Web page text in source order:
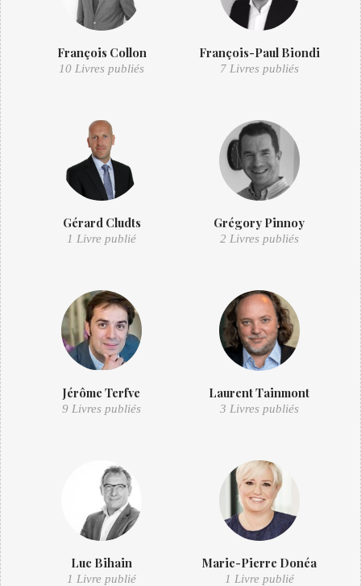
François Collon
10 Livres publiés
François-Paul Biondi
7 Livres publiés
Gérard Cludts
1 Livre publié
Grégory Pinnoy
2 Livres publiés
Jérôme Terfve
9 Livres publiés
Laurent Tainmont
3 Livres publiés
Luc Bihain
1 Livre publié
Marie-Pierre Donéa
1 Livre publié